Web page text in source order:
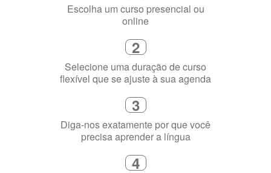
Escolha um curso presencial ou
online
2
Selecione uma duração de curso
flexível que se ajuste à sua agenda
3
Diga-nos exatamente por que você
precisa aprender a língua
4